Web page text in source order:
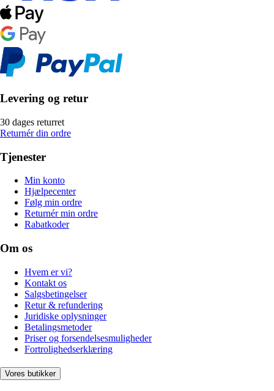
Levering og retur
30 dages returret
Returnér din ordre
Tjenester
Min konto
Hjælpecenter
Følg min ordre
Returnér min ordre
Rabatkoder
Om os
Hvem er vi?
Kontakt os
Salgsbetingelser
Retur & refundering
Juridiske oplysninger
Betalingsmetoder
Priser og forsendelsesmuligheder
Fortrolighedserklæring
Vores butikker